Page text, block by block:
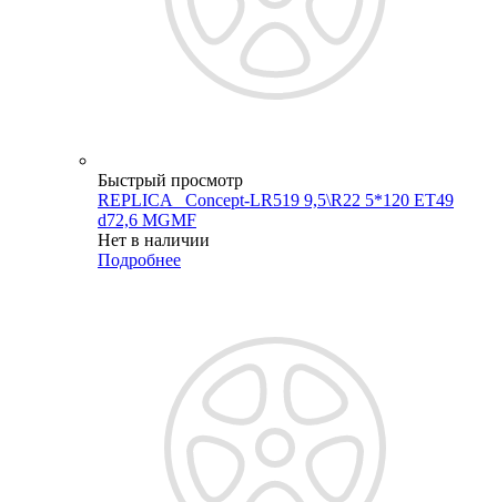
Быстрый просмотр
REPLICA _Concept-LR519 9,5\R22 5*120 ET49
d72,6 MGMF
Нет в наличии
Подробнее